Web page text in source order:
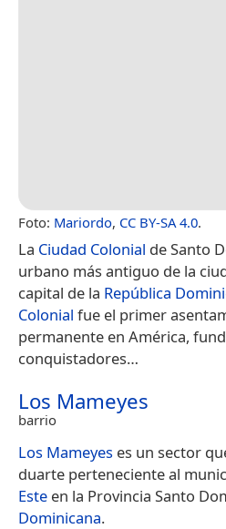
Foto: Mariordo, CC BY-SA 4.0.
La Ciudad Colonial de Santo
urbano más antiguo de la
capital de la República
Colonial fue el primer
permanente en América,
conquistadores…
Los Mameyes
barrio
Los Mameyes es un sector
duarte perteneciente al
Este en la Provincia Santo
Dominicana.